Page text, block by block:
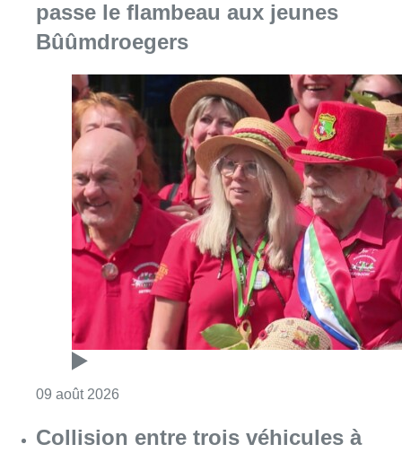
passe le flambeau aux jeunes
Bûûmdroegers
09 août 2026
Collision entre trois véhicules à